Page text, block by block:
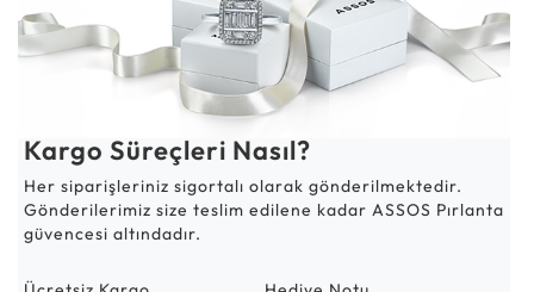
Kargo Süreçleri Nasıl?
Her siparişleriniz sigortalı olarak gönderilmektedir.
Gönderilerimiz size teslim edilene kadar ASSOS Pırlanta
güvencesi altındadır.